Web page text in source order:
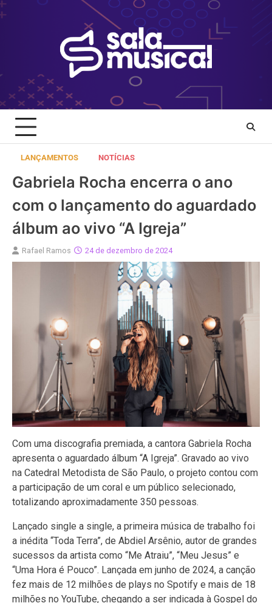
Skip
to
LANÇAMENTOS NOTÍCIAS
Gabriela Rocha encerra o ano
com o lançamento do aguardado
álbum ao vivo “A Igreja”
Rafael Ramos 24 de dezembro de 2024
Com uma discografia premiada, a cantora Gabriela Rocha
apresenta o aguardado álbum “A Igreja”. Gravado ao vivo
na Catedral Metodista de São Paulo, o projeto contou com
a participação de um coral e um público selecionado,
totalizando aproximadamente 350 pessoas.
Lançado single a single, a primeira música de trabalho foi
a inédita “Toda Terra”, de Abdiel Arsênio, autor de grandes
sucessos da artista como “Me Atraiu”, “Meu Jesus” e
“Uma Hora é Pouco”. Lançada em junho de 2024, a canção
fez mais de 12 milhões de plays no Spotify e mais de 18
milhões no YouTube, chegando a ser indicada à Gospel do